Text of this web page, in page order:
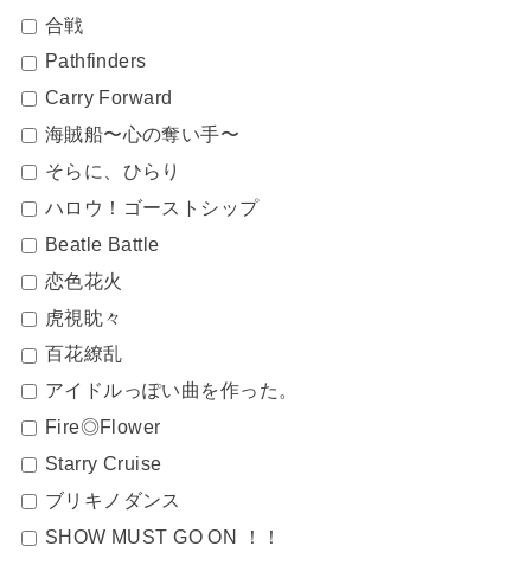
合戦
Pathfinders
Carry Forward
海賊船〜心の奪い手〜
そらに、ひらり
ハロウ！ゴーストシップ
Beatle Battle
恋色花火
虎視眈々
百花繚乱
アイドルっぽい曲を作った。
Fire◎Flower
Starry Cruise
ブリキノダンス
SHOW MUST GO ON ！！